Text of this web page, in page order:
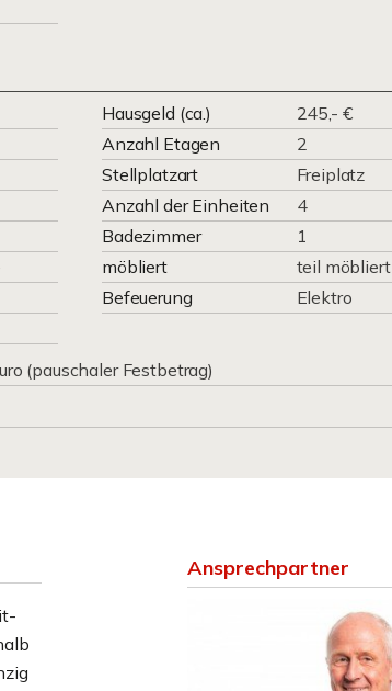
Hausgeld (ca.)
245,- €
Anzahl Etagen
2
Stellplatzart
Freiplatz
Anzahl der Einheiten
4
Badezimmer
1
möbliert
teil möbliert
Befeuerung
Elektro
(pauschaler Festbetrag)
Ansprechpartner